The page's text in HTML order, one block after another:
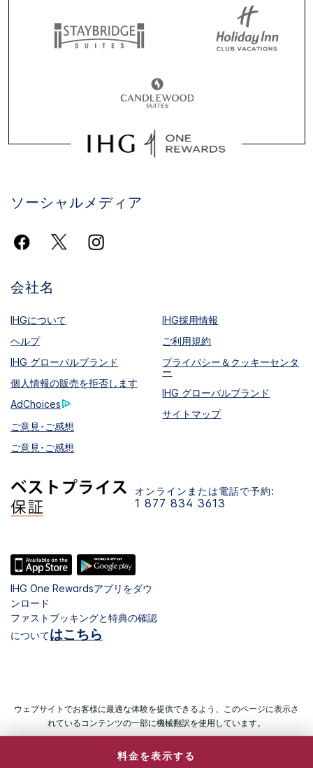
料金を表示する
ソーシャルメディア
会社名
IHGについて
IHG採用情報
ヘルプ
ご利用規約
IHG グローバルブランド
プライバシー＆クッキーセンタ
ー
個人情報の販売を拒否します
IHG グローバルブランド
AdChoices
サイトマップ
ご意見･ご感想
ご意見･ご感想
オンラインまたは電話で予約:
1 877 834 3613
IHG One Rewardsアプリをダウ
ンロード
ファストブッキングと特典の確認
についてはこちら
ウェブサイトでお客様に最適な体験を提供できるよう、このページに表示さ
れているコンテンツの一部に機械翻訳を使用しています。